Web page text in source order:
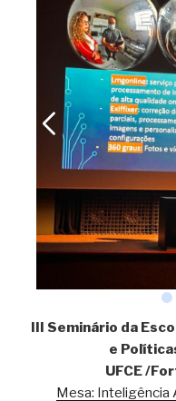
III Seminário da
e
UFCE /
Mesa: Inteligência